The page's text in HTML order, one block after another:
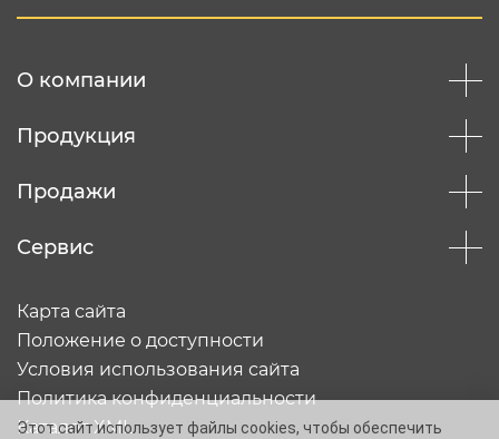
О компании
Продукция
Продажи
Сервис
Карта сайта
Положение о доступности
Условия использования сайта
Политика конфиденциальности
Каталог XML
Этот сайт использует файлы cookies, чтобы обеспечить